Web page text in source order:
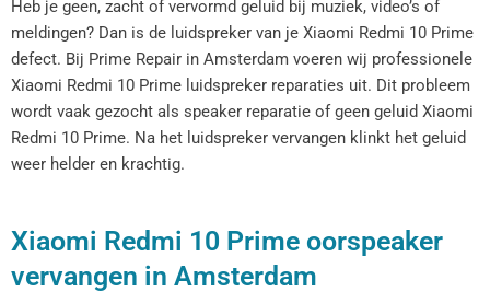
Heb je geen, zacht of vervormd geluid bij muziek, video’s of
meldingen? Dan is de luidspreker van je Xiaomi Redmi 10 Prime
defect. Bij Prime Repair in Amsterdam voeren wij professionele
Xiaomi Redmi 10 Prime luidspreker reparaties uit. Dit probleem
wordt vaak gezocht als speaker reparatie of geen geluid Xiaomi
Redmi 10 Prime. Na het luidspreker vervangen klinkt het geluid
weer helder en krachtig.
Xiaomi Redmi 10 Prime oorspeaker
vervangen in Amsterdam